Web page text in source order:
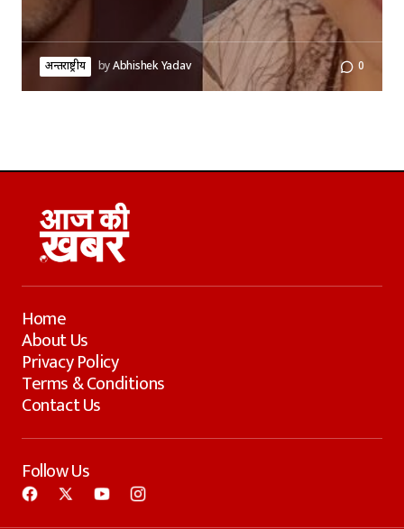
अन्तर्राष्ट्रीय byAbhishek Yadav 0
Home
About Us
Privacy Policy
Terms & Conditions
Contact Us
Follow Us